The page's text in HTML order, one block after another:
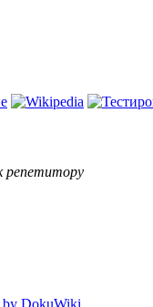
репетитору